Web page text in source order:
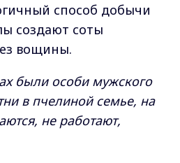
способ добычи
создают соты
вощины.
были особи мужского
в пчелиной семье, на
не работают,